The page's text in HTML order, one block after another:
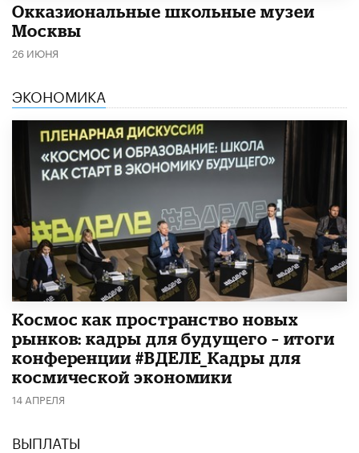
​Окказиональные школьные музеи
Москвы
26 ИЮНЯ
ЭКОНОМИКА
Космос как пространство новых
рынков: кадры для будущего – итоги
конференции #ВДЕЛЕ_Кадры для
космической экономики
14 АПРЕЛЯ
ВЫПЛАТЫ